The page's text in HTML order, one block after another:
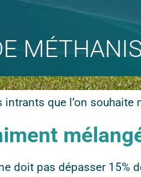
que l’on
doit pas dépasser 15%